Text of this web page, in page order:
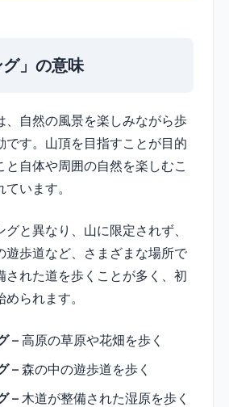
グ」の意味
、自然の風景を楽しみながら歩
です。山頂を目指すことが目的
と自体や周囲の自然を楽しむこ
います。
と異なり、山に限定されず、
遊歩道など、さまざまな場所で
された道を歩くことが多く、初
られます。
– 高原の草原や花畑を歩く
– 森の中の遊歩道を歩く
– 木道が整備された湿原を歩く